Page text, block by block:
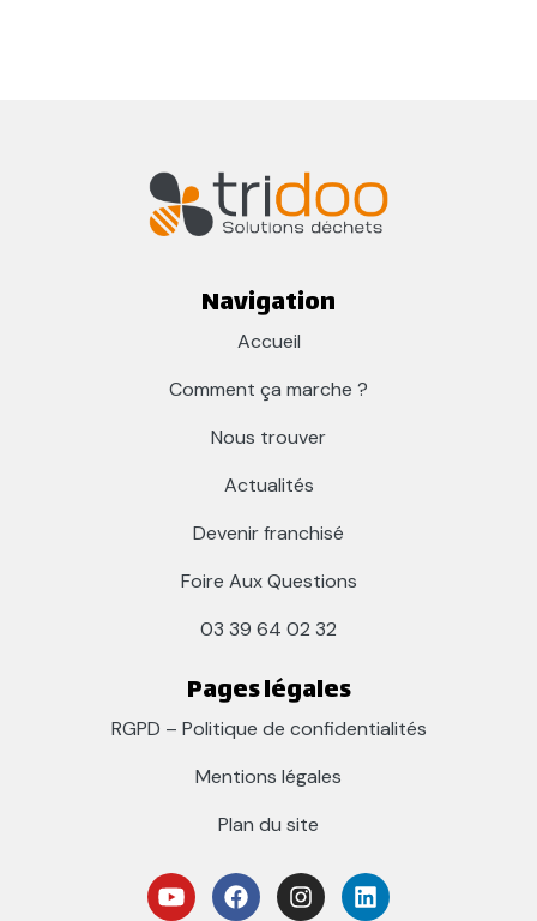
Navigation
Accueil
Comment ça marche ?
Nous trouver
Actualités
Devenir franchisé
Foire Aux Questions
03 39 64 02 32
Pages légales
RGPD – Politique de confidentialités
Mentions légales
Plan du site